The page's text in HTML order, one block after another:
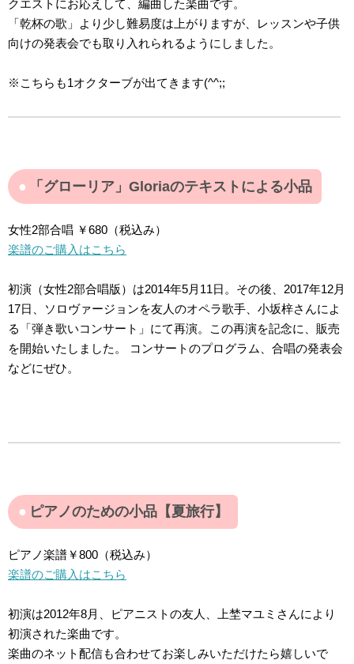
クエストにお応えして、編曲した楽曲です。
「乾杯の歌」より少し難易度は上がりますが、レッスンや子供
向けの発表会でも取り入れられるようにしました。
※こちらも1オクターブが出てきます(^^;;
「グローリア」Gloriaのテキストによる小品
女性2部合唱 ￥680（税込み）
楽譜のご購入はこちら
初演（女性2部合唱版）は2014年5月11日。その後、2017年12月
17日、ソロヴァージョンを友人のオペラ歌手、小坂梓さんによ
る「弾き歌いコンサート」にて再演。この再演を記念に、販売
を開始いたしました。 コンサートのプログラム、合唱の発表会
などにぜひ。
ピアノのための小品【夏旅行】
ピアノ楽譜￥800（税込み）
楽譜のご購入はこちら
初演は2012年8月、ピアニストの友人、上埜マユミさんにより
初演された楽曲です。
楽曲のネット配信も合わせてお楽しみいただけたら嬉しいで